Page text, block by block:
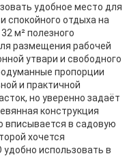
удобное место для
спокойного отдыха на
м² полезного
размещения рабочей
утвари и свободного
пропорции
и практичной
но уверенно задаёт
конструкция
вписывается в садовую
хочется
использовать в